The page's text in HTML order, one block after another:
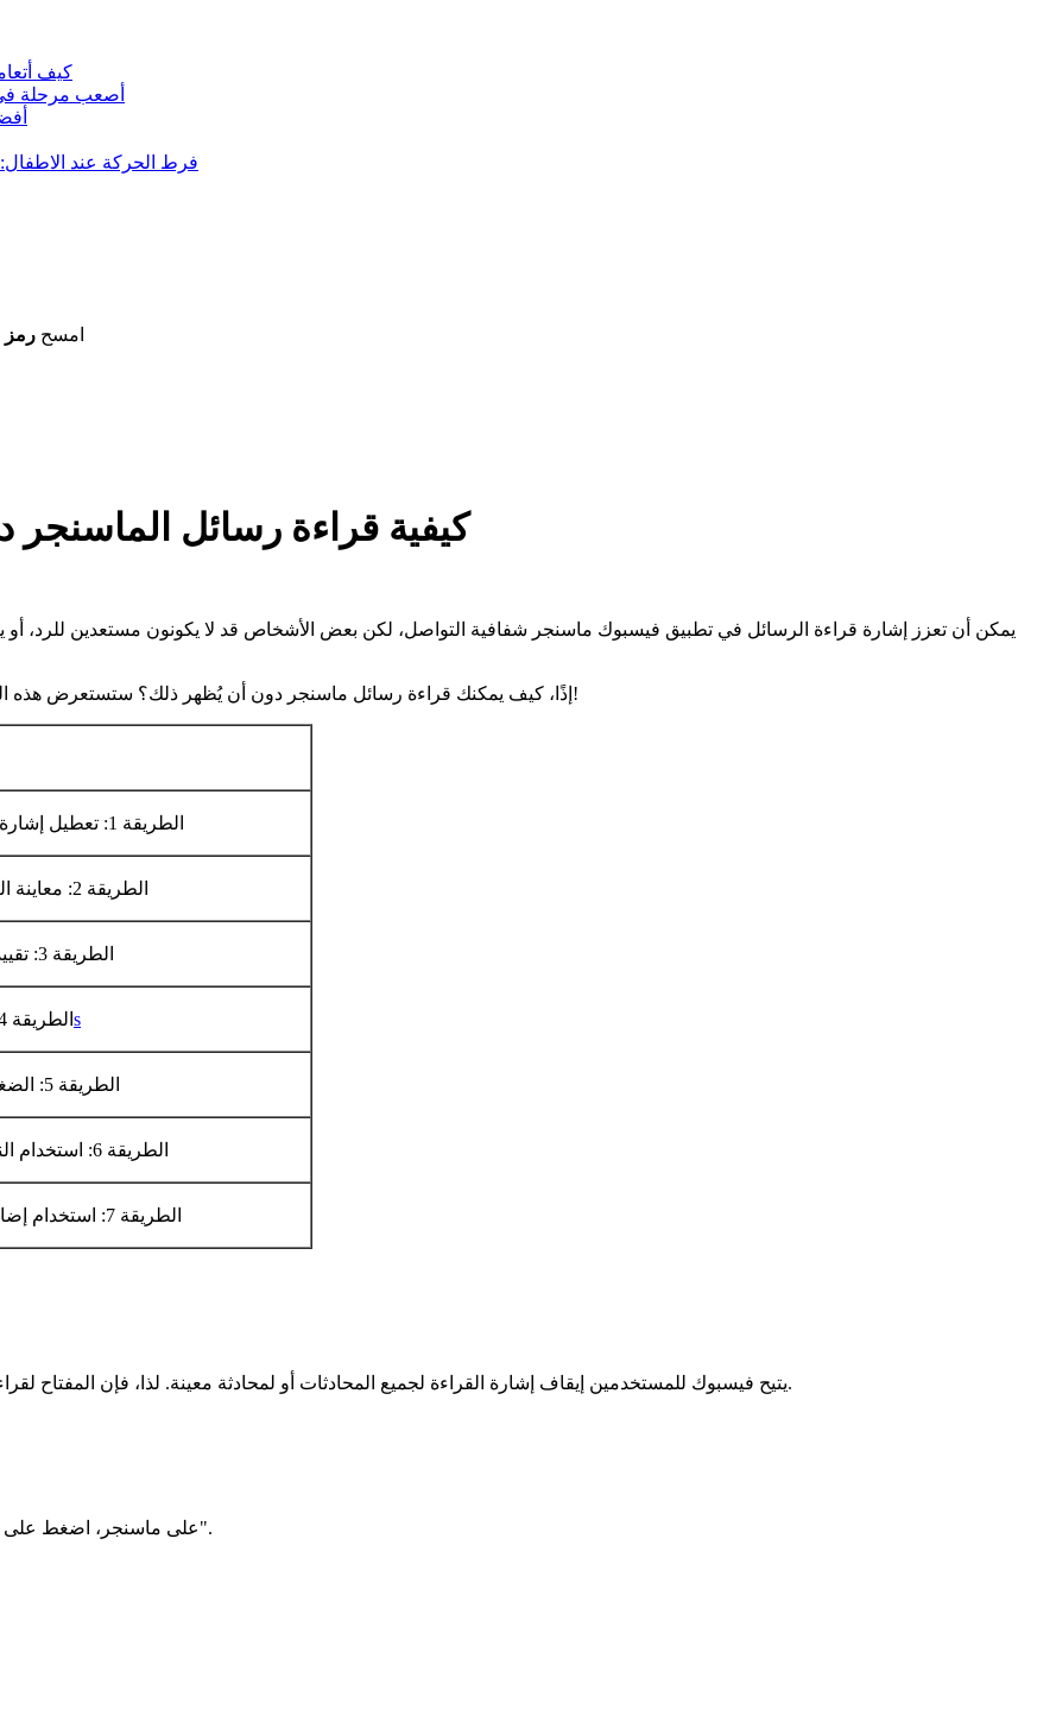
كيف
أصعب مرحلة في
فرط الحركة عند الاطفال:
امسح رمز
كيفية قراءة رسائل
يمكن أن تعزز إشارة قراءة الرسائل في تطبيق فيسبوك ماسنجر شفافية التواصل، لكن بعض الأشخاص قد لا يكونون مستعدين للرد،
إذًا، كيف يمكنك قراءة رسائل ماسنجر دون أن يُظهر ذلك؟ ستستعرض هذه المقالة 7 طرق فعالة لقراءة رسالة على فيسبوك دون أن تُرى. دعنا نبدأ!
الطريقة 1: تعطيل إشارة القراءة على ماسنجر...
الطريقة 2: معاينة الرسائل من الإشعارات...
الطريقة 3: تقييد وإلغاء تقييد المرسل...
الطريقة 4: تفعيل وضع الطيران... خطوات كاملةs
الطريقة 5: الضغط المطول للمشاهدة...
الطريقة 6: استخدام النسخة الويب لفيسبوك...
الطريقة 7: استخدام إضافة على متصفح كروم...
يتيح فيسبوك للمستخدمين إيقاف إشارة القراءة لجميع المحادثات أو لمحادثة معينة. لذا، فإن المفتاح لقراءة الرسائل دون أن تُرى هو إيقاف إشارة القراءة على فيسبوك ماسنجر.
على ماسنجر، اضغط على الثلاثة خطوط في الزاوية العليا اليسرى واذهب إلى "الإعدادات".